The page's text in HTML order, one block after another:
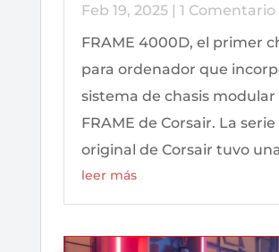
Feb 19, 2025| 1 Comentario
FRAME 4000D, el primer
para ordenador que
sistema de chasis modular
FRAME de Corsair. La
original de Corsair tuvo
leer más